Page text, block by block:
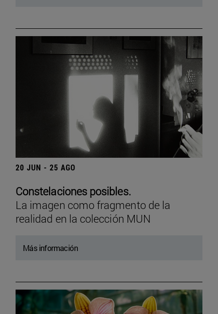
20 JUN - 25 AGO
Constelaciones posibles.
La imagen como fragmento de la
realidad en la colección MUN
Más información